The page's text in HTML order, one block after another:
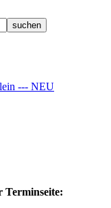
--- NEU
Terminseite: